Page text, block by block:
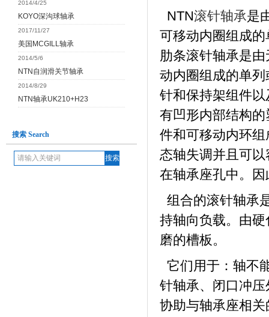
2014/4/25
KOYO深沟球轴承
2017/11/27
美国MCGILL轴承
2014/5/6
NTN自润滑关节轴承
2014/8/29
NTN轴承UK210+H23
搜索 Search
NTN滚针轴承是
可移动内圈组成
肋条滚针轴承是
动内圈组成的单
针和保持架组件
有凹形内部结构
件和可移动内环
态轴失调并且可
在轴承座孔中。
组合的滚针轴承
持轴向负载。由
磨的槽板。
它们用于：轴不
针轴承、闭口冲
协助与轴承座相